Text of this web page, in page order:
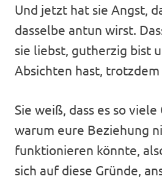
Und jetzt hat sie Angst,
dasselbe antun wirst.
sie liebst, gutherzig bist
Absichten hast,
Sie weiß, dass es so viele
warum eure Beziehung
funktionieren könnte,
sich auf diese Gründe,